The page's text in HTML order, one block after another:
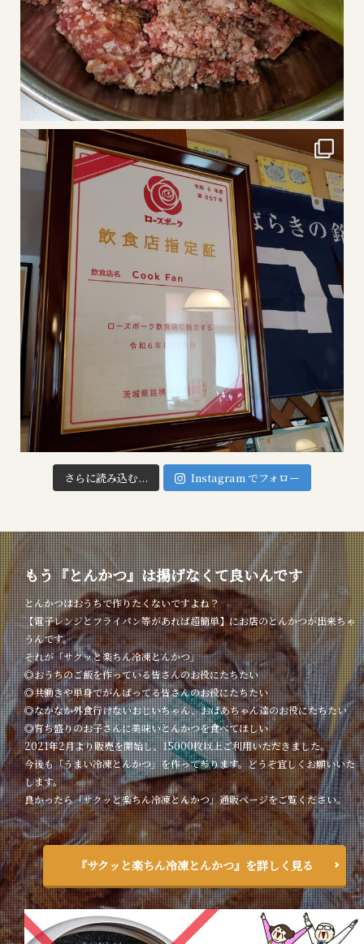
さらに読み込む... Instagram でフォロー
もう『とんかつ』は揚げなくて良いんです
とんかつはおうちで作りたくないですよね？
【電子レンジとフライパン等があれば超簡単】にお店のとんかつが出来ちゃ
うんです。
それが「サクッと楽ちん冷凍とんかつ」
◎おうちのご飯を作っている皆さんのお役にたちたい
◎共働きや単身でがんばってる皆さんのお役にたちたい
◎なかなか外食行けないおじいちゃん、おばあちゃん達のお役にたちたい
◎育ち盛りのお子さんに美味いとんかつを食べてほしい
2021年2月より販売を開始し、15000枚以上ご利用いただきました。
今後も「うまい冷凍とんかつ」を作って参ります。どうぞ宜しくお願いいた
します。
良かったら「サクッと楽ちん冷凍とんかつ」通販ページをご覧ください。
『サクッと楽ちん冷凍とんかつ』を詳しく見る